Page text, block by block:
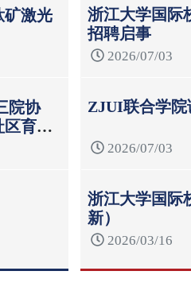
矿激光
院协
育人
浙江大学国际
招聘启事
2026/07/03
ZJUI联合学院
2026/07/03
浙江大学国际
新）
2026/03/16